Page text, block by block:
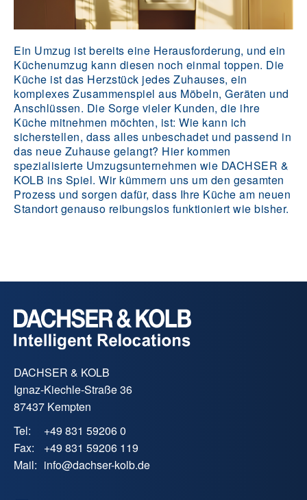
Ein Umzug ist bereits eine Herausforderung, und ein
Küchenumzug kann diesen noch einmal toppen. Die
Küche ist das Herzstück jedes Zuhauses, ein
komplexes Zusammenspiel aus Möbeln, Geräten und
Anschlüssen. Die Sorge vieler Kunden, die ihre
Küche mitnehmen möchten, ist: Wie kann ich
sicherstellen, dass alles unbeschadet und passend in
das neue Zuhause gelangt? Hier kommen
spezialisierte Umzugsunternehmen wie DACHSER &
KOLB ins Spiel. Wir kümmern uns um den gesamten
Prozess und sorgen dafür, dass Ihre Küche am neuen
Standort genauso reibungslos funktioniert wie bisher.
DACHSER & KOLB
Ignaz-Kiechle-Straße 36
87437 Kempten
Tel:
+49 831 59206 0
Fax:
+49 831 59206 119
Mail: info@dachser-kolb.de